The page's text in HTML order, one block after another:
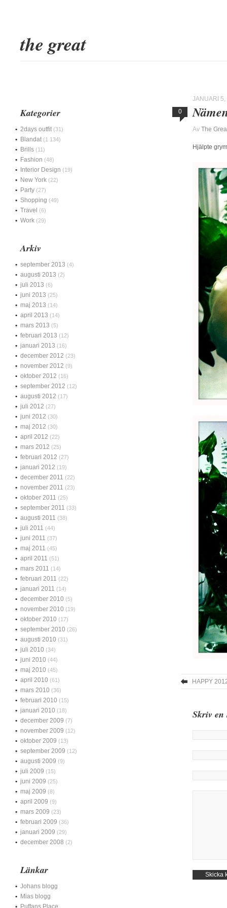
the great
JANUARI
0
Av The
Hjälpte
HAPPY
Skriv en
Kategorier
2days outfit (31)
Blandat (1 134)
Brills (11)
Fashion (48)
Interior Design (19)
New York (22)
Party (27)
Shopping (49)
Travel (6)
Work (29)
Arkiv
september 2013 (4)
augusti 2013 (2)
juli 2013 (6)
juni 2013 (25)
maj 2013 (14)
april 2013 (14)
mars 2013 (5)
februari 2013 (12)
januari 2013 (16)
december 2012 (23)
november 2012 (9)
oktober 2012 (16)
september 2012 (12)
augusti 2012 (17)
juli 2012 (27)
juni 2012 (30)
maj 2012 (30)
april 2012 (22)
mars 2012 (25)
februari 2012 (27)
januari 2012 (19)
december 2011 (22)
november 2011 (23)
oktober 2011 (25)
september 2011 (33)
augusti 2011 (38)
juli 2011 (44)
juni 2011 (37)
maj 2011 (45)
april 2011 (51)
mars 2011 (14)
februari 2011 (22)
januari 2011 (14)
december 2010 (5)
november 2010 (19)
oktober 2010 (17)
september 2010 (26)
augusti 2010 (31)
juli 2010 (34)
juni 2010 (44)
maj 2010 (45)
april 2010 (61)
mars 2010 (36)
februari 2010 (15)
januari 2010 (18)
december 2009 (7)
november 2009 (12)
oktober 2009 (13)
september 2009 (12)
augusti 2009 (9)
juli 2009 (15)
juni 2009 (25)
maj 2009 (8)
april 2009 (9)
mars 2009 (23)
februari 2009 (36)
januari 2009 (29)
december 2008 (2)
Länkar
Johans blogg
Mias blogg
Puffans Place